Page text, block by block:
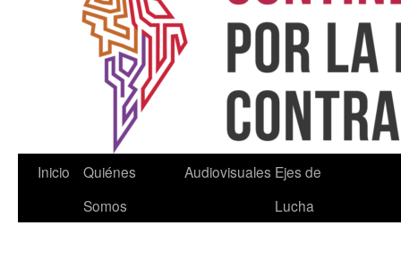
Inicio
Quiénes
Somos
Audiovisuales Ejes de
Lucha